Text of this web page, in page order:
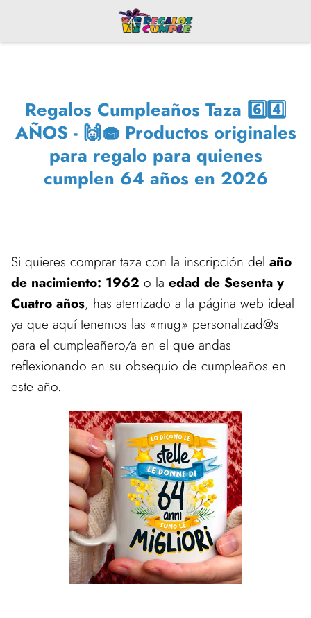
Regalos Cumpleaños Taza 6️⃣4️⃣
AÑOS - 🙌🧁 Productos originales
para regalo para quienes
cumplen 64 años en 2026
Si quieres comprar taza con la inscripción del año
de nacimiento: 1962 o la edad de Sesenta y
Cuatro años, has aterrizado a la página web ideal
ya que aquí tenemos las «mug» personalizad@s
para el cumpleañero/a en el que andas
reflexionando en su obsequio de cumpleaños en
este año.